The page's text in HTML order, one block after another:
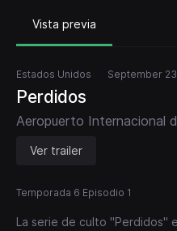
Vista previa
Estados Unidos September
Perdidos
Aeropuerto Internacional
Ver trailer
Temporada 6 Episodio 1
La serie de culto "Perdidos"